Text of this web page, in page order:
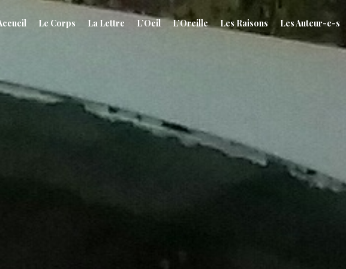
Le Corps La Lettre L’Oeil L’Oreille Les Raisons Les Auteur-e-s